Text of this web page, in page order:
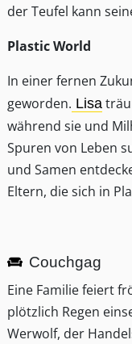
der Teufel kann
Plastic World
In einer fernen
geworden. Lisa
während sie und
Spuren von Leben
und Samen
Eltern, die sich in
Couchgag
Eine Familie feiert
plötzlich Regen
Werwolf, der